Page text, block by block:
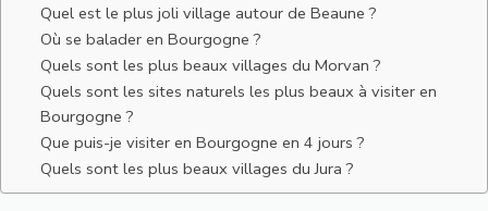
Quel est le plus joli village autour de Beaune ?
Où se balader en Bourgogne ?
Quels sont les plus beaux villages du Morvan ?
Quels sont les sites naturels les plus beaux à visiter en
Bourgogne ?
Que puis-je visiter en Bourgogne en 4 jours ?
Quels sont les plus beaux villages du Jura ?